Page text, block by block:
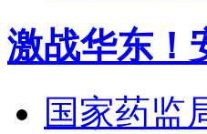
激战华东！
国家药监